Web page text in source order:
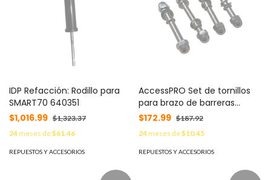
IDP Refacción: Rodillo para
SMART70 640351
$1,016.99 $1,323.37
24meses de$61.46
REPUESTOS Y ACCESORIOS
AccessPRO Set de tornillos
para brazo de barreras
XB5000/XB6000 MOD: XBA-
$172.99 $187.92
24meses de$10.45
REPUESTOS Y ACCESORIOS